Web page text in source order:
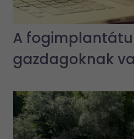
A
gazdagoknak